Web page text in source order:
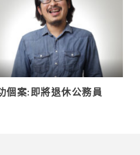
個案:即將退休公務員